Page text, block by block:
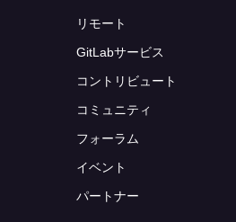
リモート
GitLabサービス
コントリビュート
コミュニティ
フォーラム
イベント
パートナー